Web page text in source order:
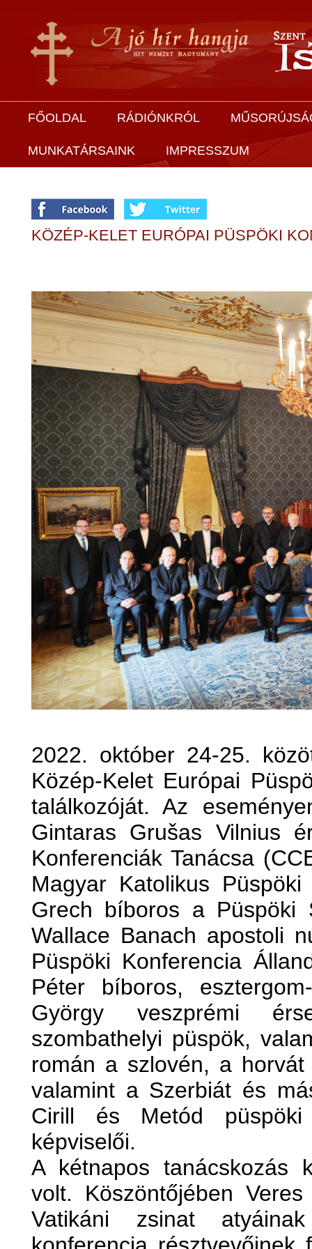
FŐOLDAL RÁDIÓNKRÓL
MUNKATÁRSAINK IMPRESSZUM
KÖZÉP-KELET EURÓPAI PÜSPÖKI
2022. október 24-25.
Közép-Kelet Európai
találkozóját. Az
Gintaras Grušas Vilnius
Konferenciák Tanácsa
Magyar Katolikus
Grech bíboros a Püspöki
Wallace Banach apostoli
Püspöki Konferencia
Péter bíboros,
György veszprémi
szombathelyi püspök,
román a szlovén, a
valamint a Szerbiát és
Cirill és Metód
képviselői.
A kétnapos tanácskozás
volt. Köszöntőjében
Vatikáni zsinat